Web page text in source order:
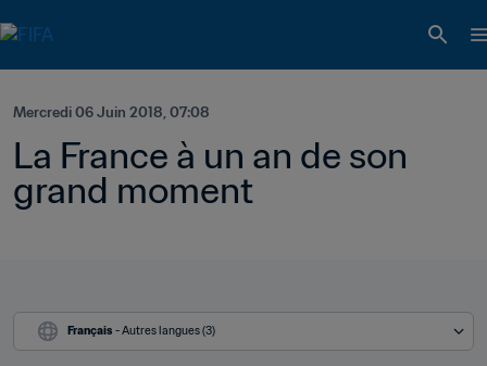
Mercredi 06 Juin 2018, 07:08
La France à un an de son
grand moment
Français - Autres langues (3)